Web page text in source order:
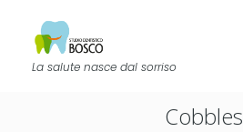
La salute nasce dal sorriso
Cobbles